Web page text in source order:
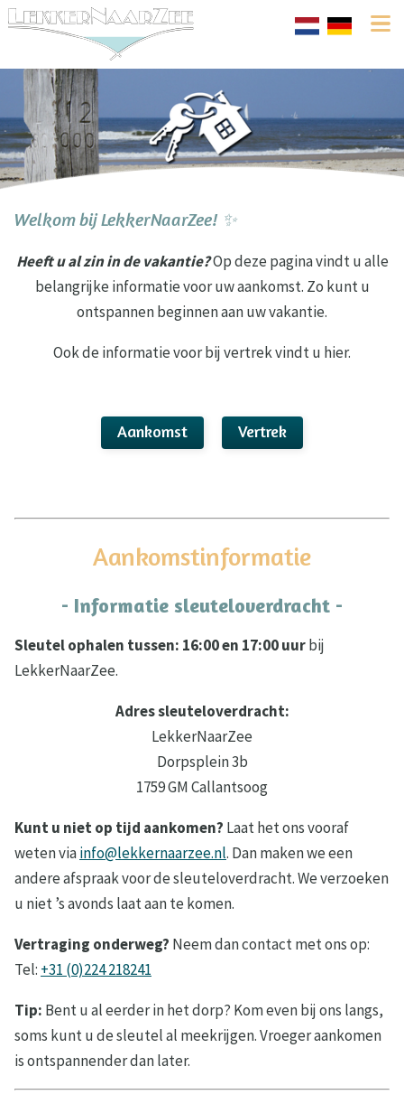
Welkom bij LekkerNaarZee! ✨
Heeft u al zin in de vakantie?Op deze pagina vindt u alle
belangrijke informatie voor uw aankomst. Zo kunt u
ontspannen beginnen aan uw vakantie.
Ook de informatie voor bij vertrek vindt u hier.
Aankomst Vertrek
Aankomstinformatie
- Informatie sleuteloverdracht -
Sleutel ophalen tussen: 16:00 en 17:00 uurbij
LekkerNaarZee.
Adres sleuteloverdracht:
LekkerNaarZee
Dorpsplein 3b
1759 GM Callantsoog
Kunt u niet op tijd aankomen? Laat het ons vooraf
weten viainfo@lekkernaarzee.nl. Dan maken we een
andere afspraak voor de sleuteloverdracht. We verzoeken
u niet ’s avonds laat aan te komen.
Vertraging onderweg? Neem dan contact met ons op:
Tel: +31 (0)224 218241
Tip: Bent u al eerder in het dorp? Kom even bij ons langs,
soms kunt u de sleutel al meekrijgen. Vroeger aankomen
is ontspannender dan later.